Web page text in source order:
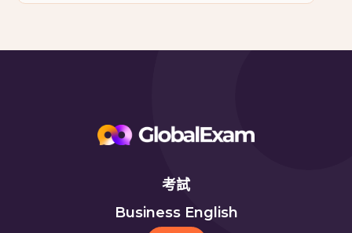
考試
Business English